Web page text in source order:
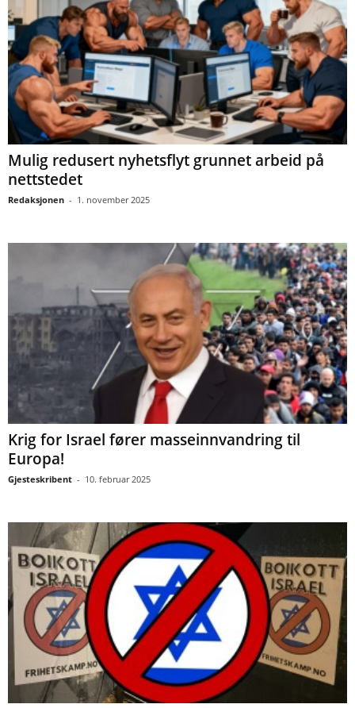
Mulig redusert nyhetsflyt grunnet arbeid på
nettstedet
Redaksjonen - 1. november 2025
Krig for Israel fører masseinnvandring til
Europa!
Gjesteskribent - 10. februar 2025